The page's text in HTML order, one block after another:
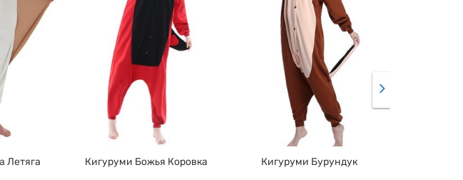
Летяга Кигуруми Божья Коровка Кигуруми Бурундук